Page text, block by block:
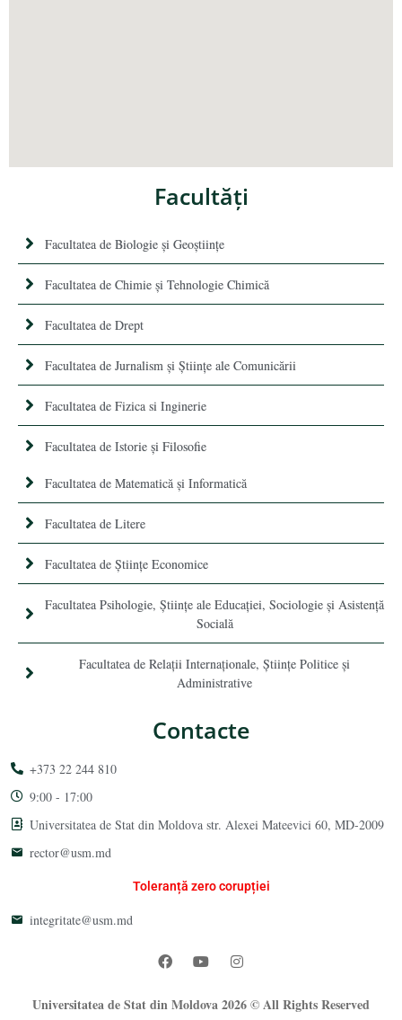
Facultăţi
Facultatea de Biologie și Geoștiințe
Facultatea de Chimie şi Tehnologie Chimică
Facultatea de Drept
Facultatea de Jurnalism şi Ştiinţe ale Comunicării
Facultatea de Fizica si Inginerie
Facultatea de Istorie şi Filosofie
Facultatea de Matematică şi Informatică
Facultatea de Litere
Facultatea de Științe Economice
Facultatea Psihologie, Ştiinţe ale Educaţiei, Sociologie și Asistență
Socială
Facultatea de Relaţii Internaţionale, Ştiinţe Politice şi
Administrative
Contacte
+373 22 244 810
9:00 - 17:00
Universitatea de Stat din Moldova str. Alexei Mateevici 60, MD-2009
rector@usm.md
Toleranță zero corupției
integritate@usm.md
Universitatea de Stat din Moldova 2026 © All Rights Reserved